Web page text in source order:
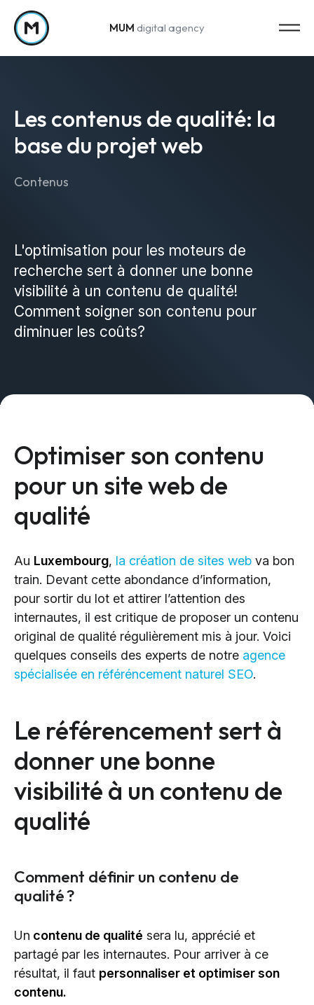
Passer au contenu
MUM digital agency
Web Analytics & Reporting
Creation
Design & Identité graphique
Création de sites web
Référencement (SEO/GEO)
Publicité en ligne (SEA/SMA)
Social Media Marketing (SMM)
Marketing par e-mail
Applications
Applications web
CMS - Systèmes de gestion de contenus
Cloud Services
Solutions IA
Les contenus de qualité: la
base du projet web
Contenus
L'optimisation pour les moteurs de
recherche sert à donner une bonne
visibilité à un contenu de qualité!
Comment soigner son contenu pour
diminuer les coûts?
Optimiser son contenu
pour un site web de
qualité
Au Luxembourg, la création de sites web va bon
train. Devant cette abondance d’information,
pour sortir du lot et attirer l’attention des
internautes, il est critique de proposer un contenu
original de qualité régulièrement mis à jour. Voici
quelques conseils des experts de notre agence
spécialisée en référéncement naturel SEO.
Le référencement sert à
donner une bonne
visibilité à un contenu de
qualité
Comment définir un contenu de
qualité ?
Un contenu de qualité sera lu, apprécié et
partagé par les internautes. Pour arriver à ce
résultat, il faut personnaliser et optimiser son
contenu.